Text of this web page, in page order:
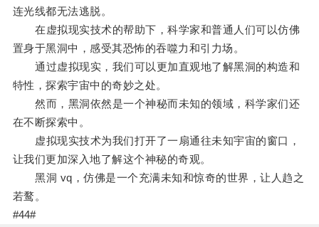
连光线都无法逃脱。
在虚拟现实技术的帮助下，科学家和普通人们可以仿佛
置身于黑洞中，感受其恐怖的吞噬力和引力场。
通过虚拟现实，我们可以更加直观地了解黑洞的构造和
特性，探索宇宙中的奇妙之处。
然而，黑洞依然是一个神秘而未知的领域，科学家们还
在不断探索中。
虚拟现实技术为我们打开了一扇通往未知宇宙的窗口，
让我们更加深入地了解这个神秘的奇观。
黑洞 vq，仿佛是一个充满未知和惊奇的世界，让人趋之
若鹜。
#44#